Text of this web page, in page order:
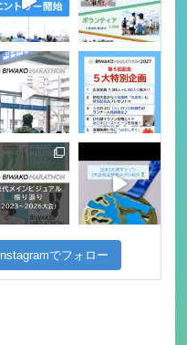
Instagramでフォロー